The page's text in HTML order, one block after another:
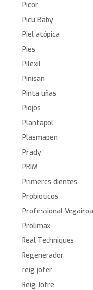
Picor
Picu Baby
Piel atópica
Pies
Pilexil
Pinisan
Pinta uñas
Piojos
Plantapol
Plasmapen
Prady
PRIM
Primeros dientes
Probioticos
Professional Vegairoa
Prolimax
Real Techniques
Regenerador
reig jofer
Reig Jofre